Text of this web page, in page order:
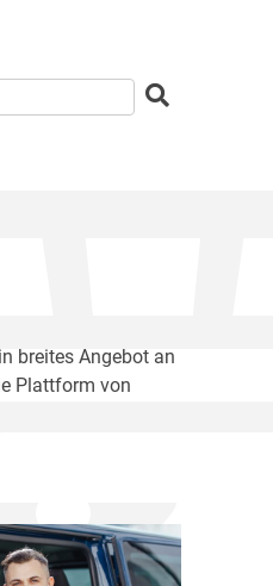
breites Angebot an
Plattform von